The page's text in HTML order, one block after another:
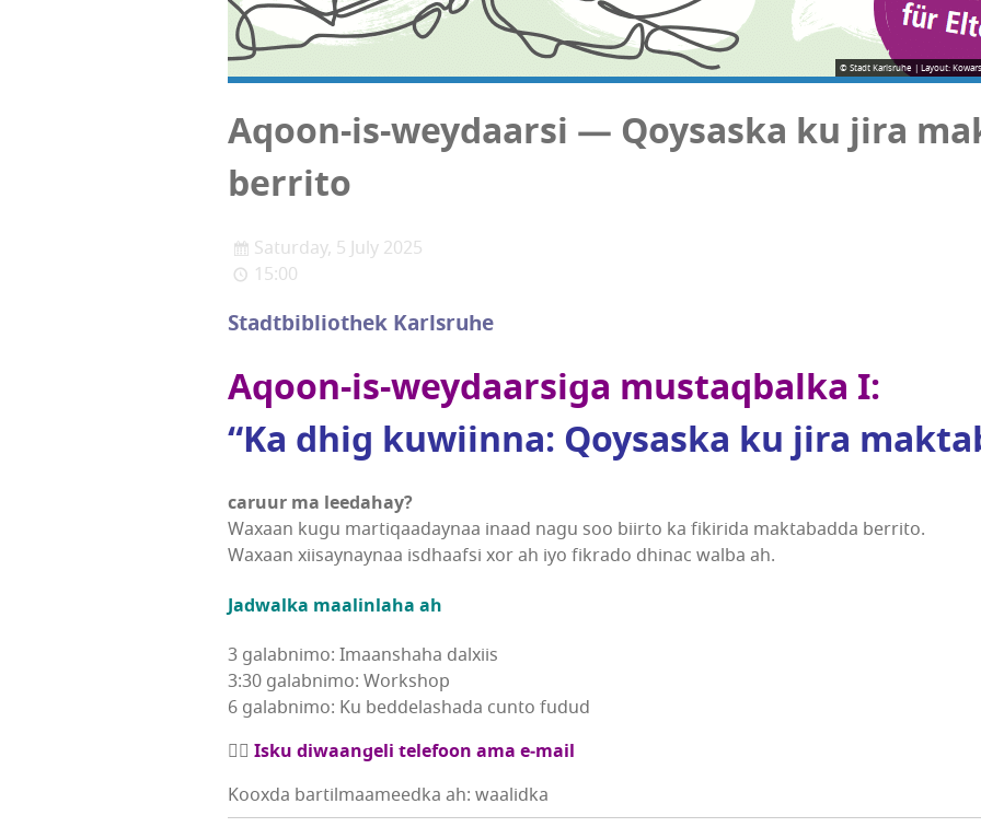
© Stadt Karlsruhe | Layout:
Aqoon-is-weydaarsi — Qoysaska ku jira
berrito
Saturday, 5 July 2025
15:00
Stadtbibliothek Karlsruhe
Aqoon-is-weydaarsiga mustaqbalka I:
“Ka dhig kuwiinna: Qoysaska ku jira
caruur ma leedahay?
Waxaan kugu martiqaadaynaa inaad nagu soo biirto ka fikirida maktabadda berrito.
Waxaan xiisaynaynaa isdhaafsi xor ah iyo fikrado dhinac walba ah.
Jadwalka maalinlaha ah
3 galabnimo: Imaanshaha dalxiis
3:30 galabnimo: Workshop
6 galabnimo: Ku beddelashada cunto fudud
✍🏼 Isku diwaangeli telefoon ama e‑mail
Kooxda bartilmaameedka ah: waalidka